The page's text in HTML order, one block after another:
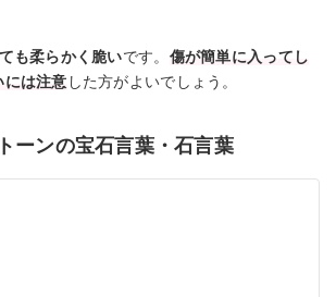
も柔らかく脆いです。 傷が簡単に入ってし
には注意 した方がよいでしょう。
ーンの宝石言葉・石言葉